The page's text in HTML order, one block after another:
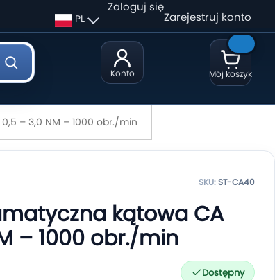
Konto
PL
Zaloguj się
Zarejestruj konto
Mój koszyk
– 3,0 NM – 1000 obr./min
SKU:ST-CA40
kątowa CA
– 1000 obr./min
Dostępny